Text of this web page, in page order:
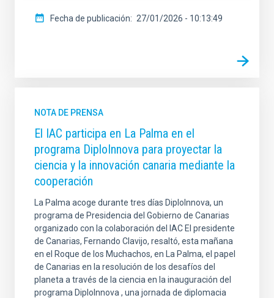
Fecha de publicación 27/01/2026 - 10:13:49
NOTA DE PRENSA
El IAC participa en La Palma en el
programa DiploInnova para proyectar la
ciencia y la innovación canaria mediante la
cooperación
La Palma acoge durante tres días DiploInnova, un
programa de Presidencia del Gobierno de Canarias
organizado con la colaboración del IAC El presidente
de Canarias, Fernando Clavijo, resaltó, esta mañana
en el Roque de los Muchachos, en La Palma, el papel
de Canarias en la resolución de los desafíos del
planeta a través de la ciencia en la inauguración del
programa DiploInnova , una jornada de diplomacia